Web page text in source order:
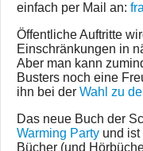
einfach per Mail an:
Öffentliche Auftritte
Einschränkungen in
Aber man kann
Busters noch eine
ihn bei der Wahl zu
Das neue Buch der
Warming Party und
Bücher (und